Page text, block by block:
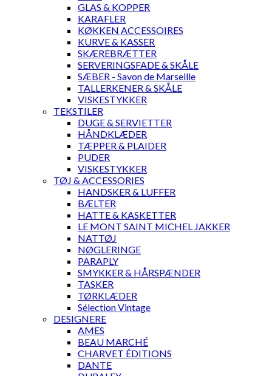
GLAS & KOPPER
KARAFLER
KØKKEN ACCESSOIRES
KURVE & KASSER
SKÆREBRÆTTER
SERVERINGSFADE & SKÅLE
SÆBER - Savon de Marseille
TALLERKENER & SKÅLE
VISKESTYKKER
TEKSTILER
DUGE & SERVIETTER
HÅNDKLÆDER
TÆPPER & PLAIDER
PUDER
VISKESTYKKER
TØJ & ACCESSORIES
HANDSKER & LUFFER
BÆLTER
HATTE & KASKETTER
LE MONT SAINT MICHEL JAKKER
NATTØJ
NØGLERINGE
PARAPLY
SMYKKER & HÅRSPÆNDER
TASKER
TØRKLÆDER
Sélection Vintage
DESIGNERE
AMES
BEAU MARCHÉ
CHARVET ÉDITIONS
DANTE